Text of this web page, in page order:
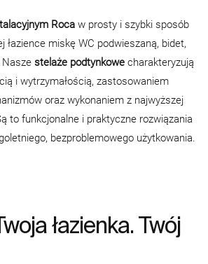
Roca w prosty i szybki sposób
łazience miskę WC podwieszaną, bidet,
Nasze stelaże podtynkowe charakteryzują
i wytrzymałością, zastosowaniem
oraz wykonaniem z najwyższej
to funkcjonalne i praktyczne rozwiązania
bezproblemowego użytkowania.
łazienka. Twój